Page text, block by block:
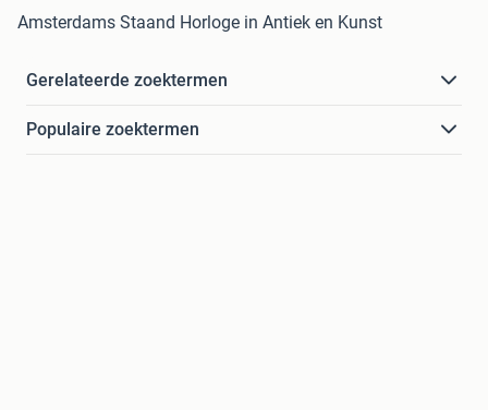
Amsterdams Staand Horloge in Antiek en Kunst
Gerelateerde zoektermen
Populaire zoektermen